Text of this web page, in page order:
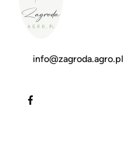
info@zagroda.agro.pl